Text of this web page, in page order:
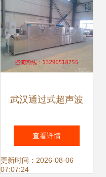
武汉通过式超声波
喷淋清洗机设备 工
业清洗的智慧选择
查看详情
更新时间：2026-08-06
07:07:24